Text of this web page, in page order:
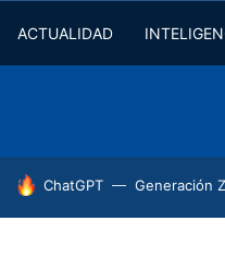
ACTUALIDAD
HOY SE HABLA DE
ChatGPT Generación Z